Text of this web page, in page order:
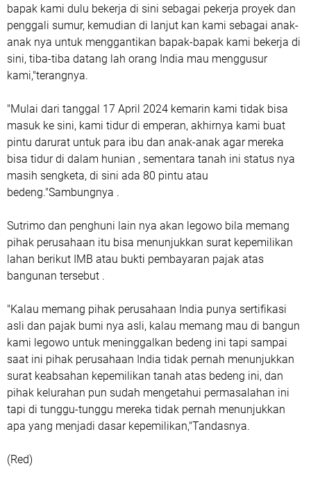
bapak kami dulu bekerja di sini sebagai pekerja proyek dan
penggali sumur, kemudian di lanjut kan kami sebagai anak-
anak nya untuk menggantikan bapak-bapak kami bekerja di
sini, tiba-tiba datang lah orang India mau menggusur
kami,"terangnya.
"Mulai dari tanggal 17 April 2024 kemarin kami tidak bisa
masuk ke sini, kami tidur di emperan, akhirnya kami buat
pintu darurat untuk para ibu dan anak-anak agar mereka
bisa tidur di dalam hunian , sementara tanah ini status nya
masih sengketa, di sini ada 80 pintu atau
bedeng."Sambungnya .
Sutrimo dan penghuni lain nya akan legowo bila memang
pihak perusahaan itu bisa menunjukkan surat kepemilikan
lahan berikut IMB atau bukti pembayaran pajak atas
bangunan tersebut .
"Kalau memang pihak perusahaan India punya sertifikasi
asli dan pajak bumi nya asli, kalau memang mau di bangun
kami legowo untuk meninggalkan bedeng ini tapi sampai
saat ini pihak perusahaan India tidak pernah menunjukkan
surat keabsahan kepemilikan tanah atas bedeng ini, dan
pihak kelurahan pun sudah mengetahui permasalahan ini
tapi di tunggu-tunggu mereka tidak pernah menunjukkan
apa yang menjadi dasar kepemilikan,"Tandasnya.
(Red)